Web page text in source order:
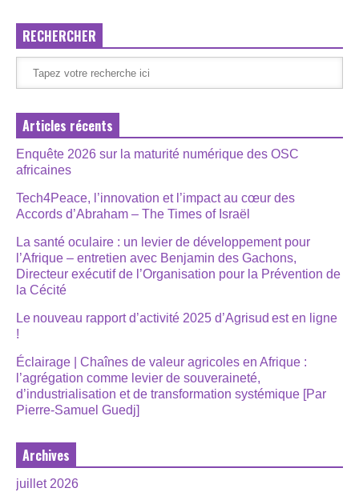
RECHERCHER
Articles récents
Enquête 2026 sur la maturité numérique des OSC
africaines
Tech4Peace, l’innovation et l’impact au cœur des
Accords d’Abraham – The Times of Israël
La santé oculaire : un levier de développement pour
l’Afrique – entretien avec Benjamin des Gachons,
Directeur exécutif de l’Organisation pour la Prévention de
la Cécité
Le nouveau rapport d’activité 2025 d’Agrisud est en ligne
!
Éclairage | Chaînes de valeur agricoles en Afrique :
l’agrégation comme levier de souveraineté,
d’industrialisation et de transformation systémique [Par
Pierre-Samuel Guedj]
Archives
juillet 2026